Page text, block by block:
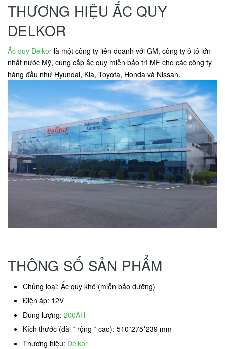
THƯƠNG HIỆU ẮC QUY
DELKOR
Ắc quy Delkor là một công ty liên doanh với GM, công ty ô tô lớn
nhất nước Mỹ, cung cấp ắc quy miễn bảo trì MF cho các công ty
hàng đầu như Hyundai, Kia, Toyota, Honda và Nissan.
THÔNG SỐ SẢN PHẨM
Chủng loại: Ắc quy khô (miễn bảo dưỡng)
Điện áp: 12V
Dung lượng: 200AH
Kích thước (dài * rộng * cao): 510*275*239 mm
Thương hiệu: Delkor